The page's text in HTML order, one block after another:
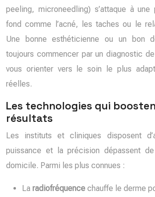
peeling, microneedling) s’attaque à une
fond comme l’acné, les taches ou le
Une bonne esthéticienne ou un bon
toujours commencer par un diagnostic
vous orienter vers le soin le plus
réelles.
Les technologies qui
résultats
Les instituts et cliniques disposent
puissance et la précision dépassent
domicile. Parmi les plus connues :
La radiofréquence chauffe le derme